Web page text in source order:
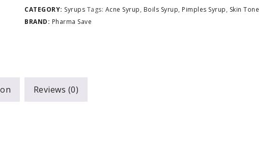
CATEGORY: Syrups Tags: Acne Syrup, Boils Syrup, Pimples Syrup, Skin Tone
BRAND: Pharma Save
Reviews (0)